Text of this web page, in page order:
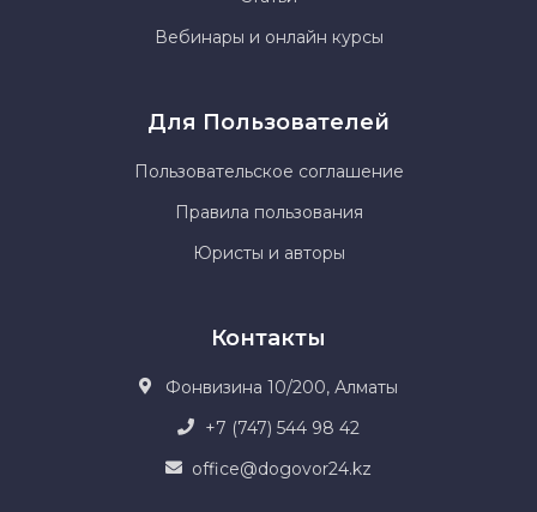
Вебинары и онлайн курсы
Для Пользователей
Пользовательское соглашение
Правила пользования
Юристы и авторы
Контакты
Фонвизина 10/200, Алматы
+7 (747) 544 98 42
office@dogovor24.kz